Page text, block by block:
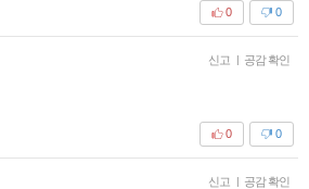
0
0
신고 | 공감 확인
0
0
신고 | 공감 확인